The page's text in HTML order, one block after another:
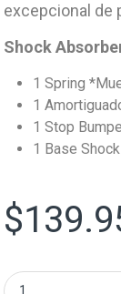
excepcional de
Shock
1 Spring *
1
1 Stop
1 Base Shock
$
Amortiguador